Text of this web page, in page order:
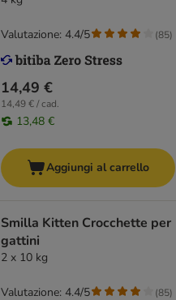
14,49 €
14,49 € / cad.
13,48 €
Valutazione: 4.4/5 (85)
Aggiungi al carrello
Smilla Kitten Crocchette per
gattini
2 x 10 kg
Valutazione: 4.4/5 (85)